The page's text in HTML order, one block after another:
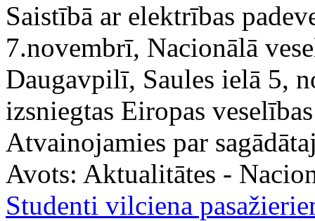
Saistībā ar elektrības
7.novembrī, Nacionālā
Daugavpilī, Saules ielā 5,
izsniegtas Eiropas
Atvainojamies par
Avots: Aktualitātes -
Studenti vilciena